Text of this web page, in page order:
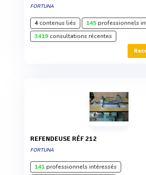
FORTUNA
4contenus liés 145professionnels
3419consultations récentes
REFENDEUSE RÉF 212
FORTUNA
141professionnels intéressés